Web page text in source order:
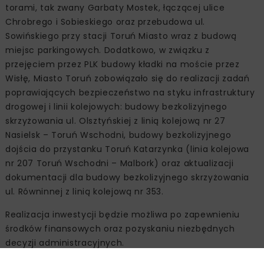
torami, tak zwany Garbaty Mostek, łączącej ulice
Chrobrego i Sobieskiego oraz przebudowa ul.
Sowińskiego przy stacji Toruń Miasto wraz z budową
miejsc parkingowych. Dodatkowo, w związku z
przejęciem przez PLK budowy kładki na moście przez
Wisłę, Miasto Toruń zobowiązało się do realizacji zadań
poprawiających bezpieczeństwo na styku infrastruktury
drogowej i linii kolejowych: budowy bezkolizyjnego
skrzyżowania ul. Olsztyńskiej z linią kolejową nr 27
Nasielsk – Toruń Wschodni, budowy bezkolizyjnego
dojścia do przystanku Toruń Katarzynka (linia kolejowa
nr 207 Toruń Wschodni – Malbork) oraz aktualizacji
dokumentacji dla budowy bezkolizyjnego skrzyżowania
ul. Równinnej z linią kolejową nr 353.
Realizacja inwestycji będzie możliwa po zapewnieniu
środków finansowych oraz pozyskaniu niezbędnych
decyzji administracyjnych.